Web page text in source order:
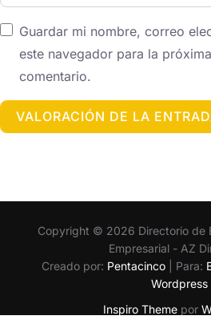
Guardar mi nombre, correo
este navegador para la
comentario.
Copyright © 2026 Directorio de
Empresarial - AZ
Creado por: Pentacinco | Para:
Wordpress
Inspiro Theme por